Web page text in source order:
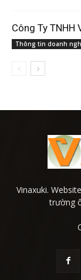
Công Ty TNHH
Thông tin doanh
Vinaxuki.
trường